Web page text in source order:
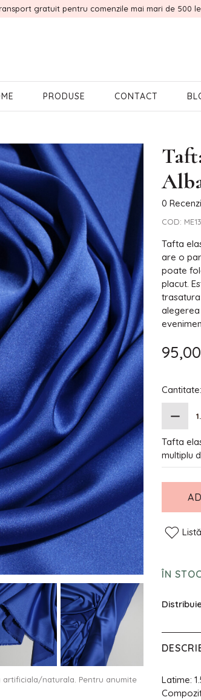
gratuit pentru comenzile mai mari de 500
PRODUSE CONTACT
naturala. Pentru anumite
0
COD:
Tafta
are o
poate
placut.
Cantitate:
Tafta
multiplu
ÎN STOC
Latime: